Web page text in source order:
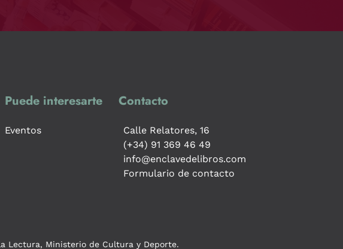
Puede interesarte
Eventos
Contacto
Calle Relatores, 16
(+34) 91 369 46 49
info@enclavedelibros.com
Formulario de contacto
Lectura, Ministerio de Cultura y Deporte.